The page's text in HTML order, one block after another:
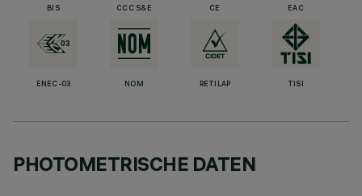
BIS CCC S&E CE EAC
ENEC-03 NOM RETILAP TISI
PHOTOMETRISCHE DATEN